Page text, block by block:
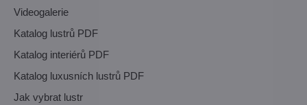
Videogalerie
Katalog lustrů PDF
Katalog interiérů PDF
Katalog luxusních lustrů PDF
Jak vybrat lustr